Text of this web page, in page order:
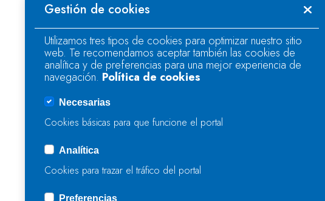
LA
RECUPERA LA
RÍOS ASTURIANOS
NOTA ACLARATORIA
Gestión de cookies
Utilizamos tres tipos de cookies para optimizar nuestro sitio
web. Te recomendamos aceptar también las cookies de
analítica y de preferencias para una mejor experiencia de
navegación. Política de cookies
Necesarias
Cookies básicas para que funcione el portal
Analítica
Cookies para trazar el tráfico del portal
Preferencias